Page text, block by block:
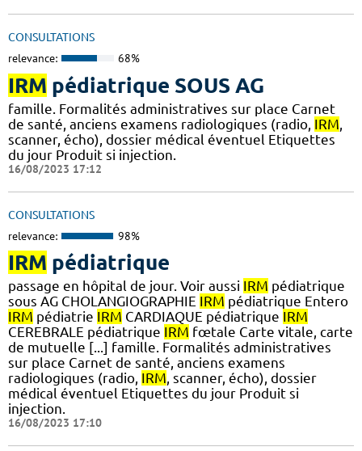
CONSULTATIONS
relevance: 68%
IRM pédiatrique SOUS AG
famille. Formalités administratives sur place Carnet
de santé, anciens examens radiologiques (radio, IRM
scanner, écho), dossier médical éventuel Etiquettes
du jour Produit si injection.
16/08/2023 17:12
CONSULTATIONS
relevance: 98%
IRM pédiatrique
passage en hôpital de jour. Voir aussi IRM pédiatrique
sous AG CHOLANGIOGRAPHIE IRM pédiatrique Entero
IRM pédiatrie IRM CARDIAQUE pédiatrique IRM
CEREBRALE pédiatrique IRM fœtale Carte vitale, carte
de mutuelle [...] famille. Formalités administratives
sur place Carnet de santé, anciens examens
radiologiques (radio, IRM, scanner, écho), dossier
médical éventuel Etiquettes du jour Produit si
injection.
16/08/2023 17:10